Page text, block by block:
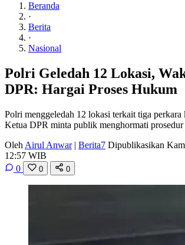
Beranda
·
Berita
·
Nasional
Polri Geledah 12 Lokasi,
DPR: Hargai Proses Hukum
Polri menggeledah 12 lokasi terkait tiga
Ketua DPR minta publik menghormati prosedur
Oleh Airul Anwar | Berita7 Dipublikasikan
12:57 WIB
0
0 0